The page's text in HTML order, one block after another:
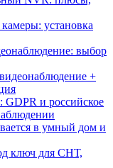
установка
выбор
+
GDPR и российское
в умный дом и
ключ для СНТ,